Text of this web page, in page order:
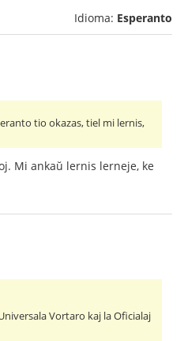
Idioma: Esperanto
tio okazas, tiel mi lernis,
Mi ankaŭ lernis lerneje, ke
Vortaro kaj la Oficialaj